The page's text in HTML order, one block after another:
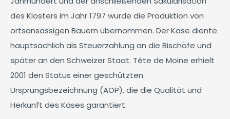
des Klosters im Jahr 1797 wurde die Produktion von
ortsansässigen Bauern übernommen. Der Käse diente
hauptsächlich als Steuerzahlung an die Bischöfe und
später an den Schweizer Staat. Tête de Moine erhielt
2001 den Status einer geschützten
Ursprungsbezeichnung (AOP), die die Qualität und
Herkunft des Käses garantiert.